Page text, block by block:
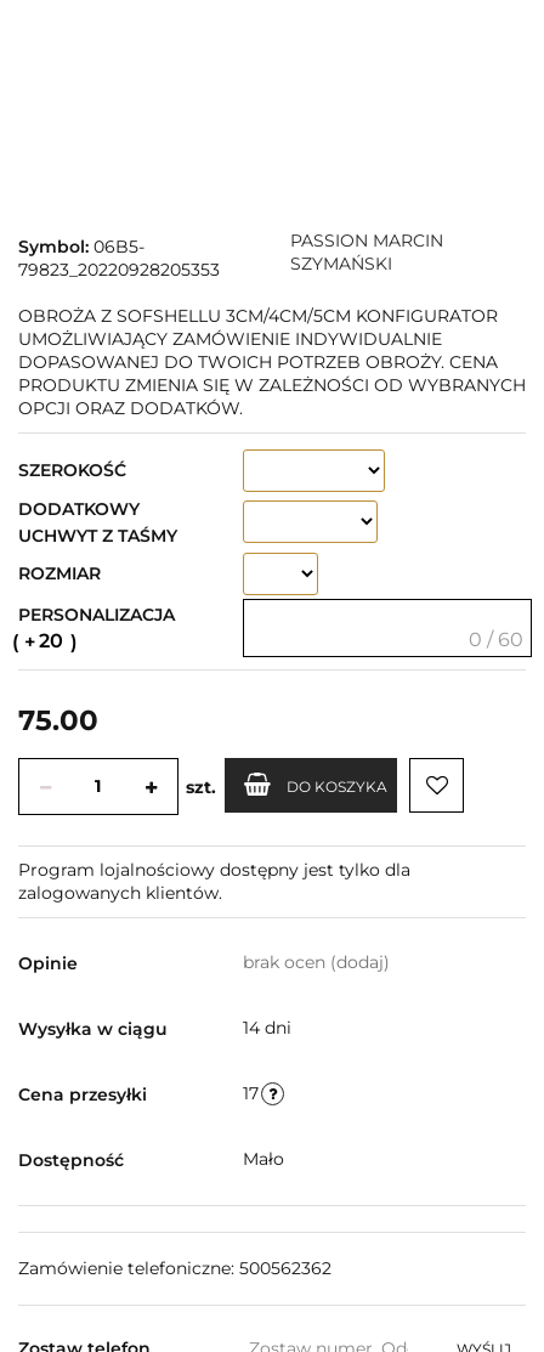
Symbol: 06B5-
79823_20220928205353
PASSION MARCIN
SZYMAŃSKI
OBROŻA Z SOFSHELLU 3CM/4CM/5CM KONFIGURATOR
UMOŻLIWIAJĄCY ZAMÓWIENIE INDYWIDUALNIE
DOPASOWANEJ DO TWOICH POTRZEB OBROŻY. CENA
PRODUKTU ZMIENIA SIĘ W ZALEŻNOŚCI OD WYBRANYCH
OPCJI ORAZ DODATKÓW.
SZEROKOŚĆ
DODATKOWY
UCHWYT Z TAŚMY
ROZMIAR
PERSONALIZACJA
20 0 / 60
75.00
szt. DO KOSZYKA
Program lojalnościowy dostępny jest tylko dla
zalogowanych klientów.
Opinie brak ocen (dodaj)
Wysyłka w ciągu 14 dni
Cena przesyłki 17
Dostępność Mało
Zamówienie telefoniczne: 500562362